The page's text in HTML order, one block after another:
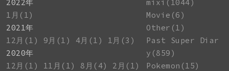
2022年
1月(1)
2021年
12月(1)
9月(1) 4月(1)
1月(3)
2020年
12月(1)
11月(1) 8月(4)
2月(1)
mixi(1044)
Movie(6)
Other(1)
Past Super Diar
y(859)
Pokemon(15)